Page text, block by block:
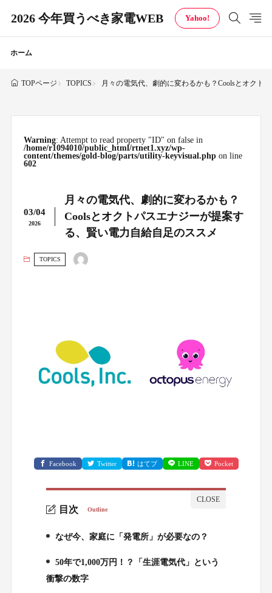
2026 今年買うべき家電WEB Yahoo!
ホーム
TOPページ TOPICS 月々の電気代、劇的に変わるかも？Coolsとオクト
Warning: Attempt to read property "ID" on false in
/home/r1094010/public_html/rtnet1.xyz/wp-
content/themes/gold-blog/parts/utility-keyvisual.phpon line
602
03/04
2026
月々の電気代、劇的に変わるかも？
Coolsとオクトパスエナジーが提案す
る、賢い電力自給自足のススメ
TOPICS
Facebook Twitter はてブ LINE Pocket
目次 Outline
1.
なぜ今、家庭に「発電所」が必要なの？
2.
50年で1,000万円！？「生涯電気代」という
衝撃の数字